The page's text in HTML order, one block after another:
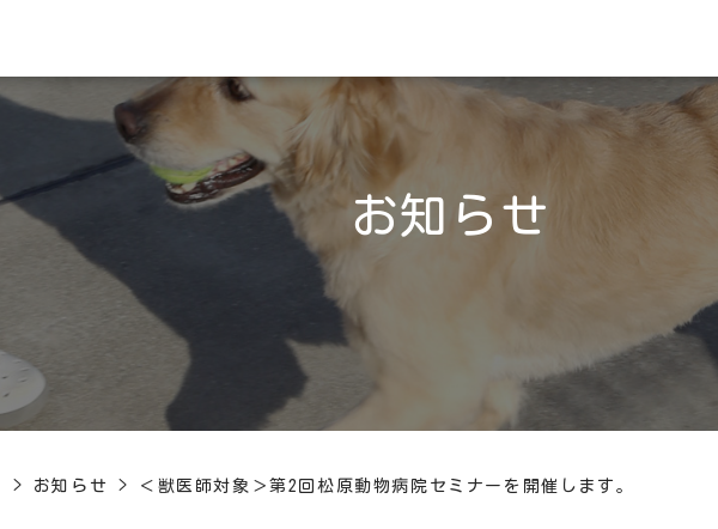
お知らせ
> お知らせ > ＜獣医師対象＞第2回松原動物病院セミナーを開催します。